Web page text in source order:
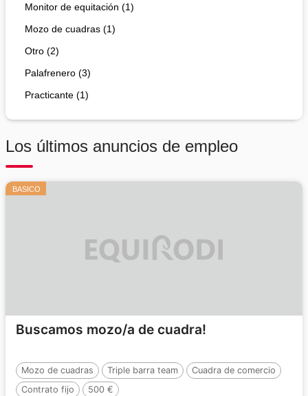
Monitor de equitación (1)
Mozo de cuadras (1)
Otro (2)
Palafrenero (3)
Practicante (1)
Los últimos anuncios de empleo
BASICO
Buscamos mozo/a de cuadra!
Mozo de cuadras Triple barra team
Cuadra de comercio
Contrato fijo
500 €